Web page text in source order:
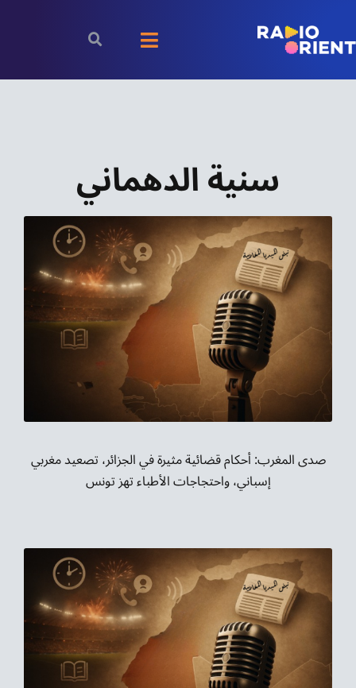
content
Toggle
اقتصاد
مقالات
تواصل معنا
سنية الدهماني
صدى المغرب: أحكام قضائية مثيرة في الجزائر، تصعيد مغربي
إسباني، واحتجاجات الأطباء تهز تونس